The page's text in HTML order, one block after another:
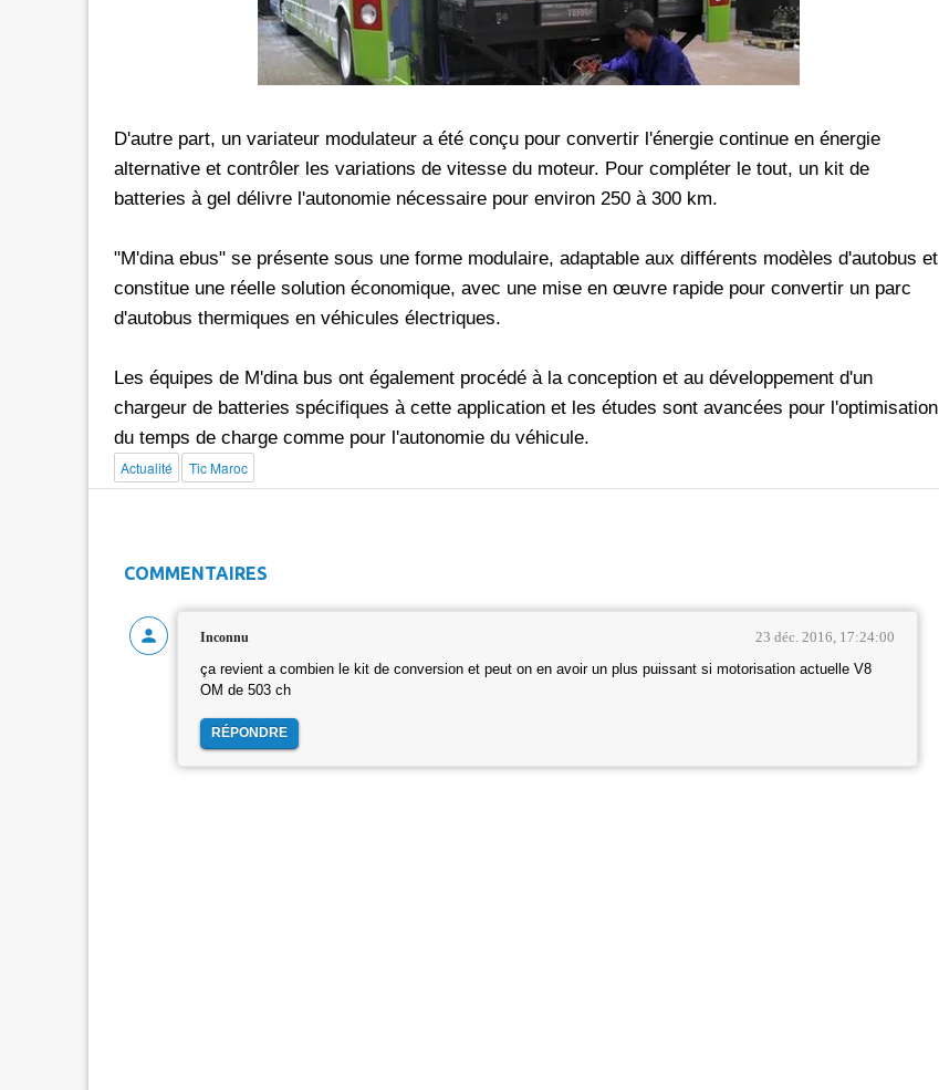
D'autre part, un variateur modulateur a été conçu pour convertir l'énergie continue en énergie
alternative et contrôler les variations de vitesse du moteur. Pour compléter le tout, un kit de
batteries à gel délivre l'autonomie nécessaire pour environ 250 à 300 km.
"M'dina ebus" se présente sous une forme modulaire, adaptable aux différents modèles d'autobus et
constitue une réelle solution économique, avec une mise en œuvre rapide pour convertir un parc
d'autobus thermiques en véhicules électriques.
Les équipes de M'dina bus ont également procédé à la conception et au développement d'un
chargeur de batteries spécifiques à cette application et les études sont avancées pour l'optimisation
du temps de charge comme pour l'autonomie du véhicule.
Actualité Tic Maroc
COMMENTAIRES
Inconnu 23 déc. 2016, 17:24:00
ça revient a combien le kit de conversion et peut on en avoir un plus puissant si motorisation actuelle V8
OM de 503 ch
RÉPONDRE